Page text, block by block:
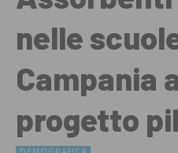
nelle
Campania
progetto